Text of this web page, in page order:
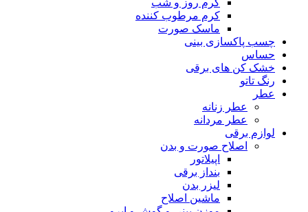
کرم مرطوب کننده
ماسک صورت
چسب پاکسازی بینی
حساس
خشک کن های برقی
رنگ تاتو
عطر
عطر زنانه
عطر مردانه
لوازم برقی
اصلاح صورت و بدن
اپیلاتور
بنداز برقی
لیزر بدن
ماشین اصلاح